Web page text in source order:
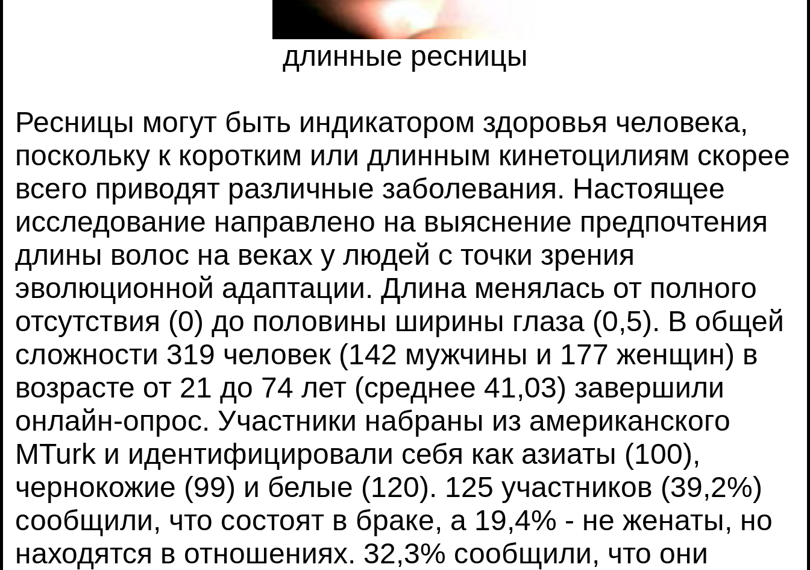
длинные ресницы
Ресницы могут быть индикатором здоровья человека,
поскольку к коротким или длинным кинетоцилиям скорее
всего приводят различные заболевания. Настоящее
исследование направлено на выяснение предпочтения
длины волос на веках у людей с точки зрения
эволюционной адаптации. Длина менялась от полного
отсутствия (0) до половины ширины глаза (0,5). В общей
сложности 319 человек (142 мужчины и 177 женщин) в
возрасте от 21 до 74 лет (среднее 41,03) завершили
онлайн-опрос. Участники набраны из американского
MTurk и идентифицировали себя как азиаты (100),
чернокожие (99) и белые (120). 125 участников (39,2%)
сообщили, что состоят в браке, а 19,4% - не женаты, но
находятся в отношениях. 32,3% сообщили, что они